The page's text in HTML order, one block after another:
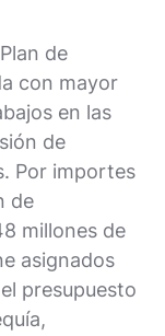
de
con mayor
en las
de
Por importes
de
millones de
asignados
presupuesto